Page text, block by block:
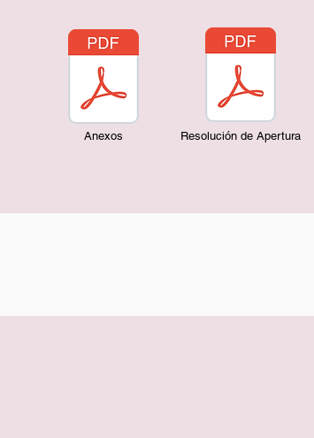
Anexos Resolución de Apertura